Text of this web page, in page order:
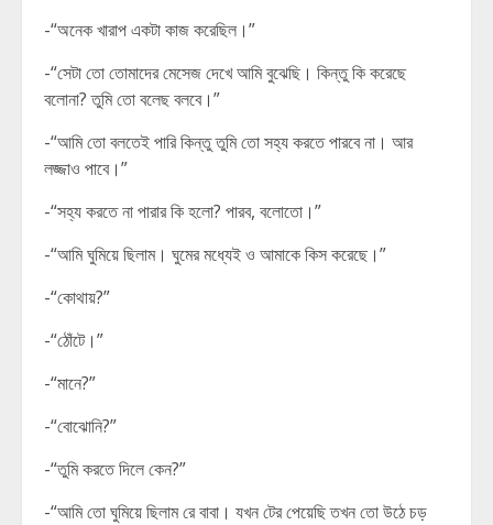
-“অনেক খারাপ একটা কাজ করেছিল।”
-“সেটা তো তোমাদের মেসেজ দেখে আমি বুঝেছি। কিন্তু কি করেছে
বলোনা? তুমি তো বলেছ বলবে।”
-“আমি তো বলতেই পারি কিন্তু তুমি তো সহ্য করতে পারবে না। আর
লজ্জাও পাবে।”
-“সহ্য করতে না পারার কি হলো? পারব, বলোতো।”
-“আমি ঘুমিয়ে ছিলাম। ঘুমের মধ্যেই ও আমাকে কিস করেছে।”
-“কোথায়?”
-“ঠোঁটে।”
-“মানে?”
-“বোঝোনি?”
-“তুমি করতে দিলে কেন?”
-“আমি তো ঘুমিয়ে ছিলাম রে বাবা। যখন টের পেয়েছি তখন তো উঠে চড়